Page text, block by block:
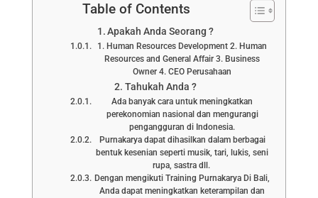
Table of Contents
Apakah Anda Seorang ?
1. Human Resources Development 2. Human
Resources and General Affair 3. Business
Owner 4. CEO Perusahaan
Tahukah Anda ?
Ada banyak cara untuk meningkatkan
perekonomian nasional dan mengurangi
pengangguran di Indonesia.
Purnakarya dapat dihasilkan dalam berbagai
bentuk kesenian seperti musik, tari, lukis, seni
rupa, sastra dll.
Dengan mengikuti Training Purnakarya Di Bali,
Anda dapat meningkatkan keterampilan dan